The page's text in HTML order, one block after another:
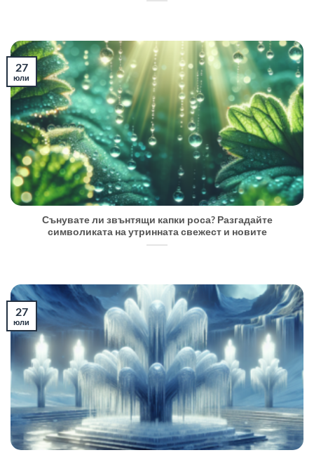
Сънувате ли звънтящи капки роса? Разгадайте
символиката на утринната свежест и новите
27
юли
27
юли